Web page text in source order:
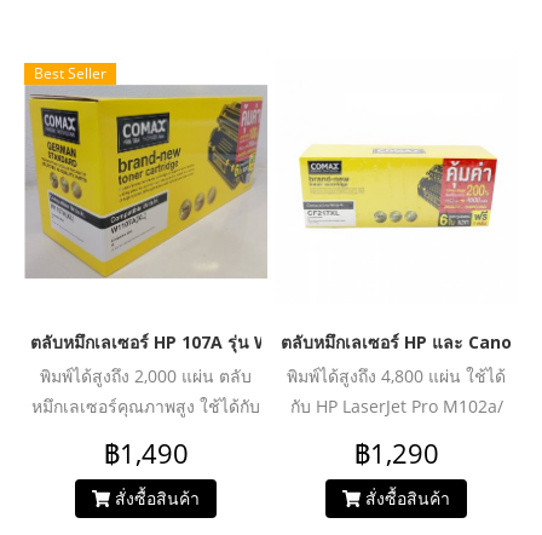
Best Seller
ตลับหมึกเลเซอร์ HP 107A รุ่น W1107A - JUMBO
พิมพ์ได้สูงถึง 2,000 แผ่น ตลับ
หมึกเลเซอร์คุณภาพสูง ใช้ได้กับ
HP 107A (W1107A) Black For
HP Laser 107a/ 107w/ 135a/
135w/ 137fnw Printer series
฿1,490
สั่งซื้อสินค้า
ตลับหมึกเลเซอร์ HP และ Canon รุ่
พิมพ์ได้สูงถึง 4,800 แผ่น ใช้ได้
กับ HP LaserJet Pro M102a/
M102w/M130a/M130fn/
M130nw
฿1,290
สั่งซื้อสินค้า